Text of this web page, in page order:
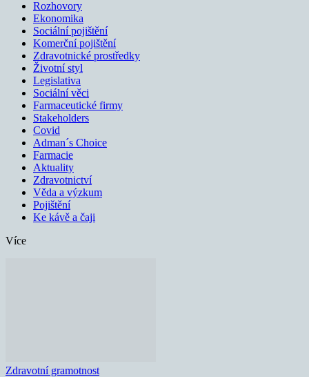
Rozhovory
Ekonomika
Sociální pojištění
Komerční pojištění
Zdravotnické prostředky
Životní styl
Legislativa
Sociální věci
Farmaceutické firmy
Stakeholders
Covid
Adman´s Choice
Farmacie
Aktuality
Zdravotnictví
Věda a výzkum
Pojištění
Ke kávě a čaji
Více
Zdravotní gramotnost